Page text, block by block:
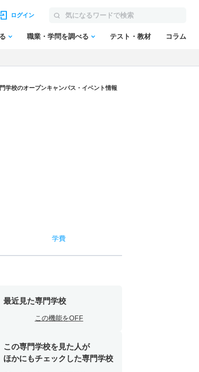
ログイン
職業・学問を調べる テスト・教材 コラム
学校のオープンキャンパス・イベント情報
学費
最近見た専門学校
この機能をOFF
この専門学校を見た人が
ほかにもチェックした専門学校